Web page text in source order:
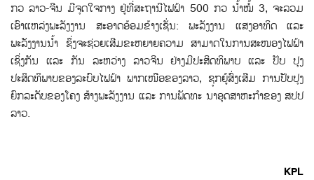
ກວ ລາວ-ຈີນ ມີຈຸດໃຈກາງ ຢູ່ທີ່ສະຖານີໄຟຟ້າ 500 ກວ ນ້ຳໝໍ້ 3, ຈະລວມ
ເອົາແຫລ່ງພະລັງງານ ສະອາດອ້ອມຂ້າງເຊັ່ນ: ພະລັງງານ ແສງອາທິດ ແລະ
ພະລັງງານນ້ຳ ຊຶ່ງຈະຊ່ວຍເສີມຂະຫຍາຍຄວາມ ສາມາດໃນການສະໜອງໄຟຟ້າ
ເຊິ່ງກັນ ແລະ ກັນ ລະຫວ່າງ ລາວຈີນ ຢ່າງມີປະສິດທິພາບ ແລະ ປັບ ປຸງ
ປະສິດທິພາບຂອງລະບົບໄຟຟ້າ ພາກເໜືອຂອງລາວ, ຊຸກຍູ້ສົ່ງເສີມ ການປັບປຸງ
ຍົກລະດັບຂອງໂຄງ ສ້າງພະລັງງານ ແລະ ການພັດທະ ນາອຸດສາຫະກຳຂອງ ສປປ
ລາວ.
KPL